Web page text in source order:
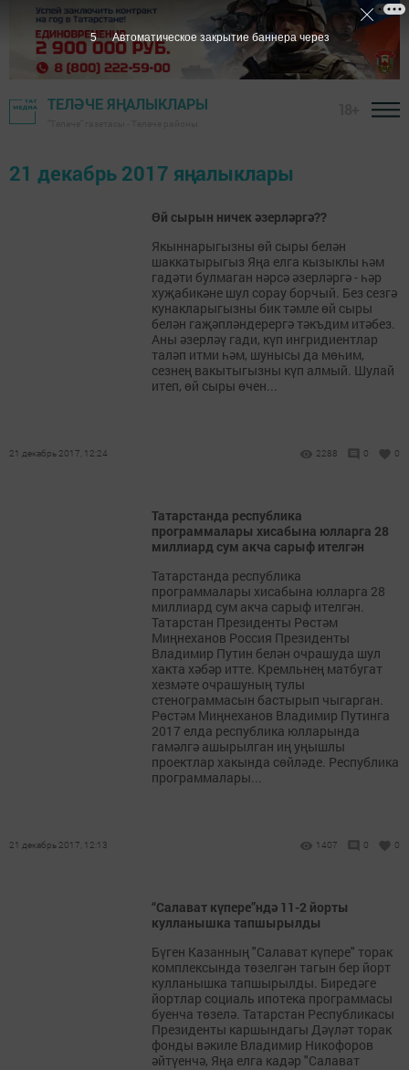
ТЕЛӘЧЕ ЯҢАЛЫКЛАРЫ
21 декабрь 2017 яңалыклары
Өй сырын ничек әзерләргә??
Якыннарыгызны өй сыры белән
шаккатырыгыз Яңа елга кызыклы һәм
гадәти булмаган нәрсә әзерләргә - һәр
хуҗабикәне шул сорау борчый. Без сезгә
кунакларыгызны бик тәмле өй сыры
белән гаҗәпләндерергә тәкъдим итәбез.
Аны әзерләү гади, күп ингридиентлар
таләп итми һәм, шунысы да мөһим,
сезнең вакытыгызны күп алмый. Шулай
итеп, өй сыры өчен...
21 декабрь 2017, 12:24 2288 0 0
Татарстанда республика
программалары хисабына юлларга 28
миллиард сум акча сарыф ителгән
Татарстанда республика
программалары хисабына юлларга 28
миллиард сум акча сарыф ителгән.
Татарстан Президенты Рөстәм
Миңнеханов Россия Президенты
Владимир Путин белән очрашуда шул
хакта хәбәр итте. Кремльнең матбугат
хезмәте очрашуның тулы
стенограммасын бастырып чыгарган.
Рөстәм Миңнеханов Владимир Путинга
2017 елда республика юлларында
гамәлгә ашырылган иң уңышлы
проектлар хакында сөйләде. Республика
программалары...
21 декабрь 2017, 12:13 1407 0 0
“Салават күпере”ндә 11-2 йорты
кулланышка тапшырылды
Бүген Казанның "Салават күпере" торак
комплексында төзелгән тагын бер йорт
кулланышка тапшырылды. Биредәге
йортлар социаль ипотека программасы
буенча төзелә. Татарстан Республикасы
Президенты каршындагы Дәүләт торак
фонды вәкиле Владимир Никофоров
әйтүенчә, Яңа елга кадәр "Салават
5 Автоматическое закрытие баннера через